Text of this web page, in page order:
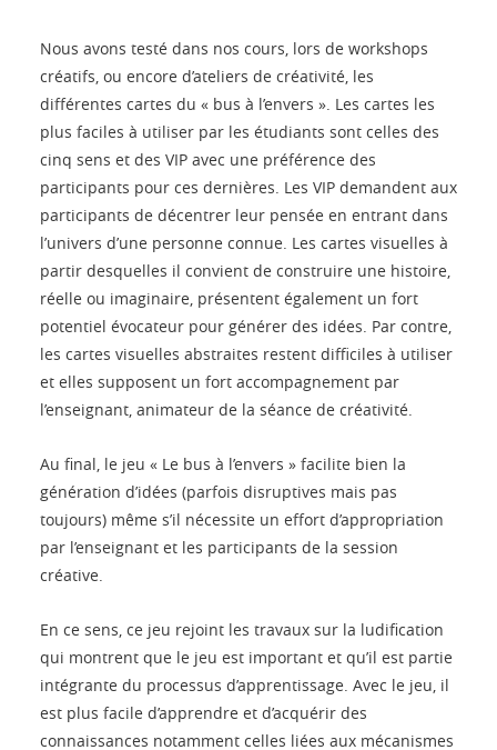
Nous avons testé dans nos cours, lors de workshops
créatifs, ou encore d’ateliers de créativité, les
différentes cartes du « bus à l’envers ». Les cartes les
plus faciles à utiliser par les étudiants sont celles des
cinq sens et des VIP avec une préférence des
participants pour ces dernières. Les VIP demandent aux
participants de décentrer leur pensée en entrant dans
l’univers d’une personne connue. Les cartes visuelles à
partir desquelles il convient de construire une histoire,
réelle ou imaginaire, présentent également un fort
potentiel évocateur pour générer des idées. Par contre,
les cartes visuelles abstraites restent difficiles à utiliser
et elles supposent un fort accompagnement par
l’enseignant, animateur de la séance de créativité.
Au final, le jeu « Le bus à l’envers » facilite bien la
génération d’idées (parfois disruptives mais pas
toujours) même s’il nécessite un effort d’appropriation
par l’enseignant et les participants de la session
créative.
En ce sens, ce jeu rejoint les travaux sur la ludification
qui montrent que le jeu est important et qu’il est partie
intégrante du processus d’apprentissage. Avec le jeu, il
est plus facile d’apprendre et d’acquérir des
connaissances notamment celles liées aux mécanismes